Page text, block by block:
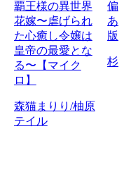
覇王様の異世界
花嫁〜虐げられ
た心癒し令嬢は
皇帝の最愛とな
る〜【マイク
ロ】
森猫まりり/柚原
テイル
偏
あ
版
杉